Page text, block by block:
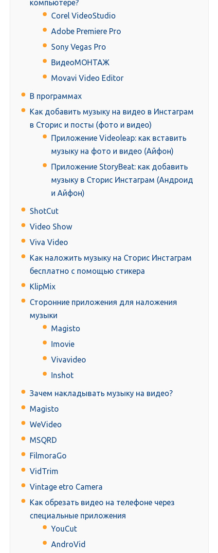
компьютере?
Corel VideoStudio
Adobe Premiere Pro
Sony Vegas Pro
ВидеоМОНТАЖ
Movavi Video Editor
В программах
Как добавить музыку на видео в Инстаграм
в Сторис и посты (фото и видео)
Приложение Videoleap: как вставить
музыку на фото и видео (Айфон)
Приложение StoryBeat: как добавить
музыку в Сторис Инстаграм (Андроид
и Айфон)
ShotCut
Video Show
Viva Video
Как наложить музыку на Сторис Инстаграм
бесплатно с помощью стикера
KlipMix
Сторонние приложения для наложения
музыки
Magisto
Imovie
Vivavideo
Inshot
Зачем накладывать музыку на видео?
Magisto
WeVideo
MSQRD
FilmoraGo
VidTrim
Vintage etro Camera
Как обрезать видео на телефоне через
специальные приложения
YouCut
AndroVid